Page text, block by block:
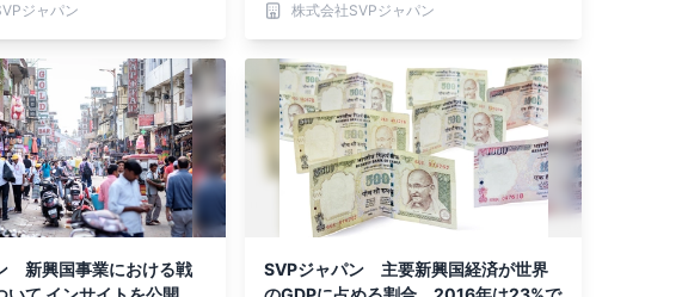
ジャパン
株式会社SVPジャパン
新興国事業における戦
SVPジャパン 主要新興国経済が世界